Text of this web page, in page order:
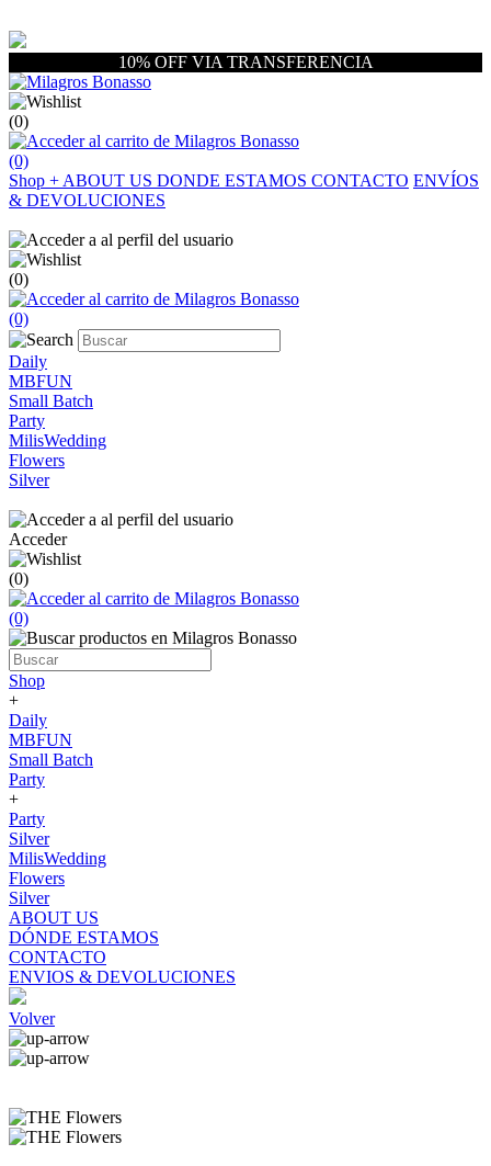
10% OFF VIA TRANSFERENCIA
(0)
(0)
Shop + ABOUT US DONDE ESTAMOS CONTACTO ENVÍOS
& DEVOLUCIONES
(0)
(0)
Daily
MBFUN
Small Batch
Party
MilisWedding
Flowers
Silver
Acceder
(0)
(0)
Shop
+
Daily
MBFUN
Small Batch
Party
+
Party
Silver
MilisWedding
Flowers
Silver
ABOUT US
DÓNDE ESTAMOS
CONTACTO
ENVIOS & DEVOLUCIONES
Volver